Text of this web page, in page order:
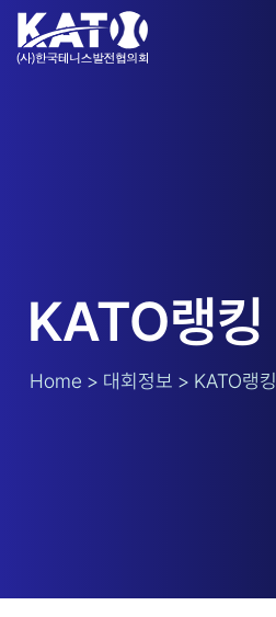
KATO랭킹
Home > 대회정보 > KATO랭킹